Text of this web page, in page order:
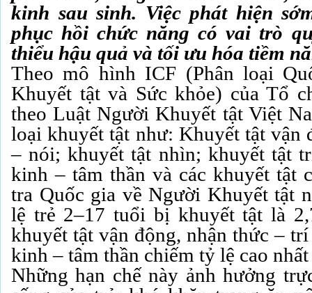
kinh sau sinh. Việc phát hiện
phục hồi chức năng có vai trò
thiểu hậu quả và tối ưu hóa tiềm
Theo mô hình ICF (Phân loại
Khuyết tật và Sức khỏe) của Tổ
theo Luật Người Khuyết tật Việt
loại khuyết tật như: Khuyết tật vận
– nói; khuyết tật nhìn; khuyết tật
kinh – tâm thần và các khuyết tật
tra Quốc gia về Người Khuyết tật
lệ trẻ 2–17 tuổi bị khuyết tật là
khuyết tật vận động, nhận thức –
kinh – tâm thần chiếm tỷ lệ cao nhất
Những hạn chế này ảnh hưởng